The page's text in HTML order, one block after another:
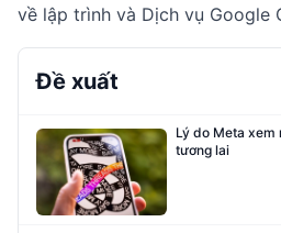
về lập trình và Dịch vụ Google
Đề xuất
Lý do Meta xem
tương lai